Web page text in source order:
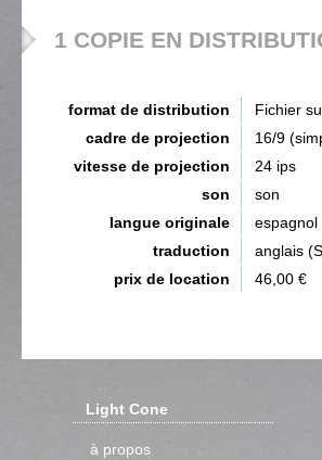
1 COPIE EN
format de distribution
Fichier
cadre de projection
16/9
vitesse de projection
24 ips
son
son
langue originale
espagnol
traduction
anglais
prix de location
46,00 €
Light Cone
à propos